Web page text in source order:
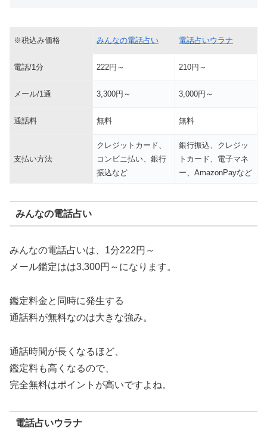
※税込み価格 みんなの電話占い 電話占いウラナ
電話/1分 222円～ 210円～
メール/1通 3,300円～ 3,000円～
通話料 無料 無料
支払い方法
クレジットカード、
コンビニ払い、銀行
振込など
銀行振込、クレジッ
トカード、電子マネ
ー、AmazonPayなど
みんなの電話占い
みんなの電話占いは、1分222円～
メール鑑定はは3,300円～になります。
鑑定料金と同時に発生する
通話料が無料なのは大きな強み。
通話時間が長くなるほど、
鑑定料も高くなるので、
完全無料はポイントが高いですよね。
電話占いウラナ